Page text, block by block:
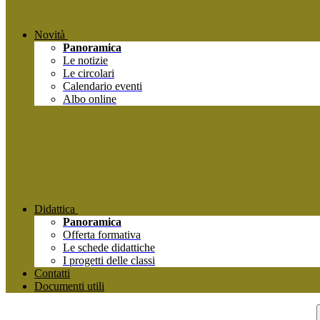
Novità
Panoramica
Le notizie
Le circolari
Calendario eventi
Albo online
Didattica
Panoramica
Offerta formativa
Le schede didattiche
I progetti delle classi
Contatti
Documenti utili